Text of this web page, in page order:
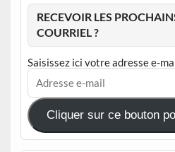
RECEVOIR LES
COURRIEL ?
Saisissez ici votre adresse e-
Adresse
mail
Cliquer sur ce bouton